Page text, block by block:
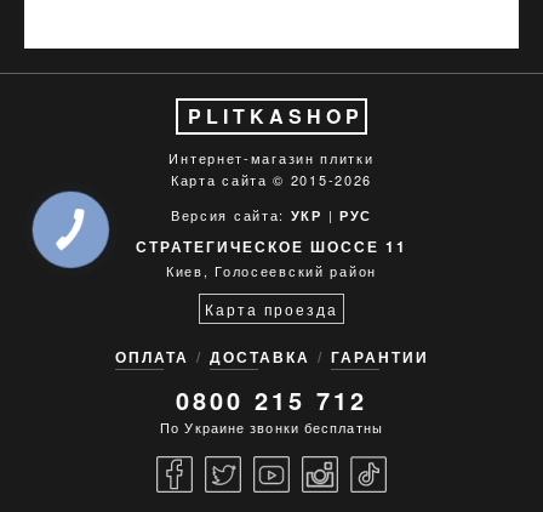
PLITKASHOP
Интернет-магазин плитки
Карта сайта © 2015-2026
Версия сайта: УКР | РУС
СТРАТЕГИЧЕСКОЕ ШОССЕ 11
Киев, Голосеевский район
Карта проезда
ОПЛАТА ДОСТАВКА ГАРАНТИИ
0800 215 712
По Украине звонки бесплатны
КНОПКА
СВЯЗИ